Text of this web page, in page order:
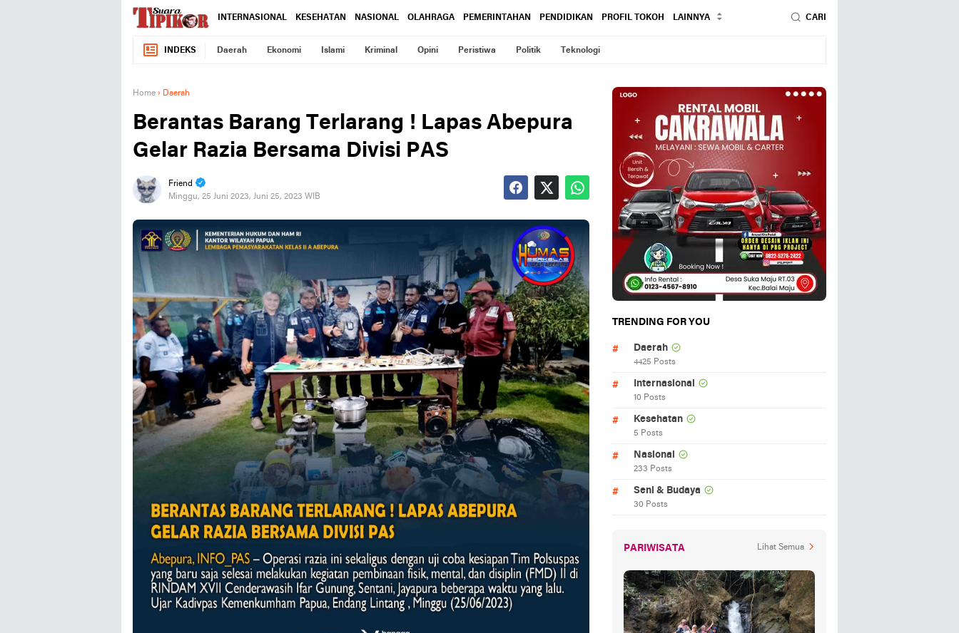
INTERNASIONAL KESEHATAN NASIONAL OLAHRAGA PEMERINTAHAN PENDIDIKAN PROFIL TOKOH LAINNYA CARI
INDEKS Daerah Ekonomi Islami Kriminal Opini Peristiwa Politik Teknologi
Home › Daerah
Berantas Barang Terlarang ! Lapas Abepura
Gelar Razia Bersama Divisi PAS
Friend
Minggu, 25 Juni 2023, Juni 25, 2023 WIB
TRENDING FOR YOU
Daerah
4425 Posts
Internasional
10 Posts
Kesehatan
5 Posts
Nasional
233 Posts
Seni & Budaya
30 Posts
PARIWISATA Lihat Semua